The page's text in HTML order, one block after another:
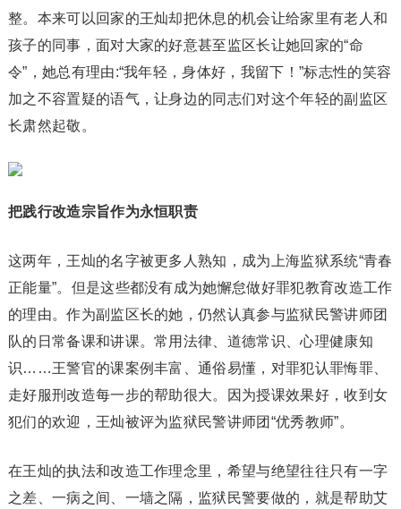
整。本来可以回家的王灿却把休息的机会让给家里有老人和
孩子的同事，面对大家的好意甚至监区长让她回家的“命
令”，她总有理由:“我年轻，身体好，我留下！”标志性的笑容
加之不容置疑的语气，让身边的同志们对这个年轻的副监区
长肃然起敬。
把践行改造宗旨作为永恒职责
这两年，王灿的名字被更多人熟知，成为上海监狱系统“青春
正能量”。但是这些都没有成为她懈怠做好罪犯教育改造工作
的理由。作为副监区长的她，仍然认真参与监狱民警讲师团
队的日常备课和讲课。常用法律、道德常识、心理健康知
识……王警官的课案例丰富、通俗易懂，对罪犯认罪悔罪、
走好服刑改造每一步的帮助很大。因为授课效果好，收到女
犯们的欢迎，王灿被评为监狱民警讲师团“优秀教师”。
在王灿的执法和改造工作理念里，希望与绝望往往只有一字
之差、一病之间、一墙之隔，监狱民警要做的，就是帮助艾